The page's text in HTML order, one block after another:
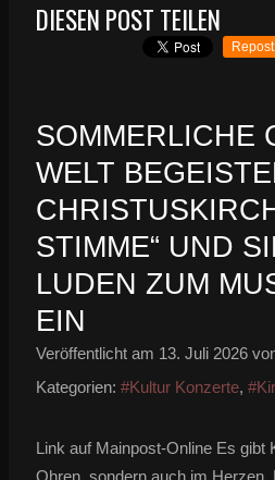
DIESEN POST TEILEN
Repost
SOMMERLICHE
WELT
STIMME“ UND
LUDEN ZUM
EIN
Veröffentlicht am 13. Juli 2026
Kategorien: #Kultur Konzerte,
Link auf Mainpost-Online Es gibt
Ohren, sondern auch im